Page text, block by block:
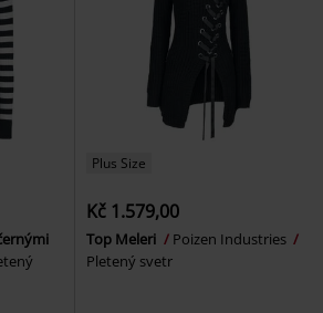
Plus Size
Kč 1.579,00
Top Meleri
Poizen Industries
Pletený svetr